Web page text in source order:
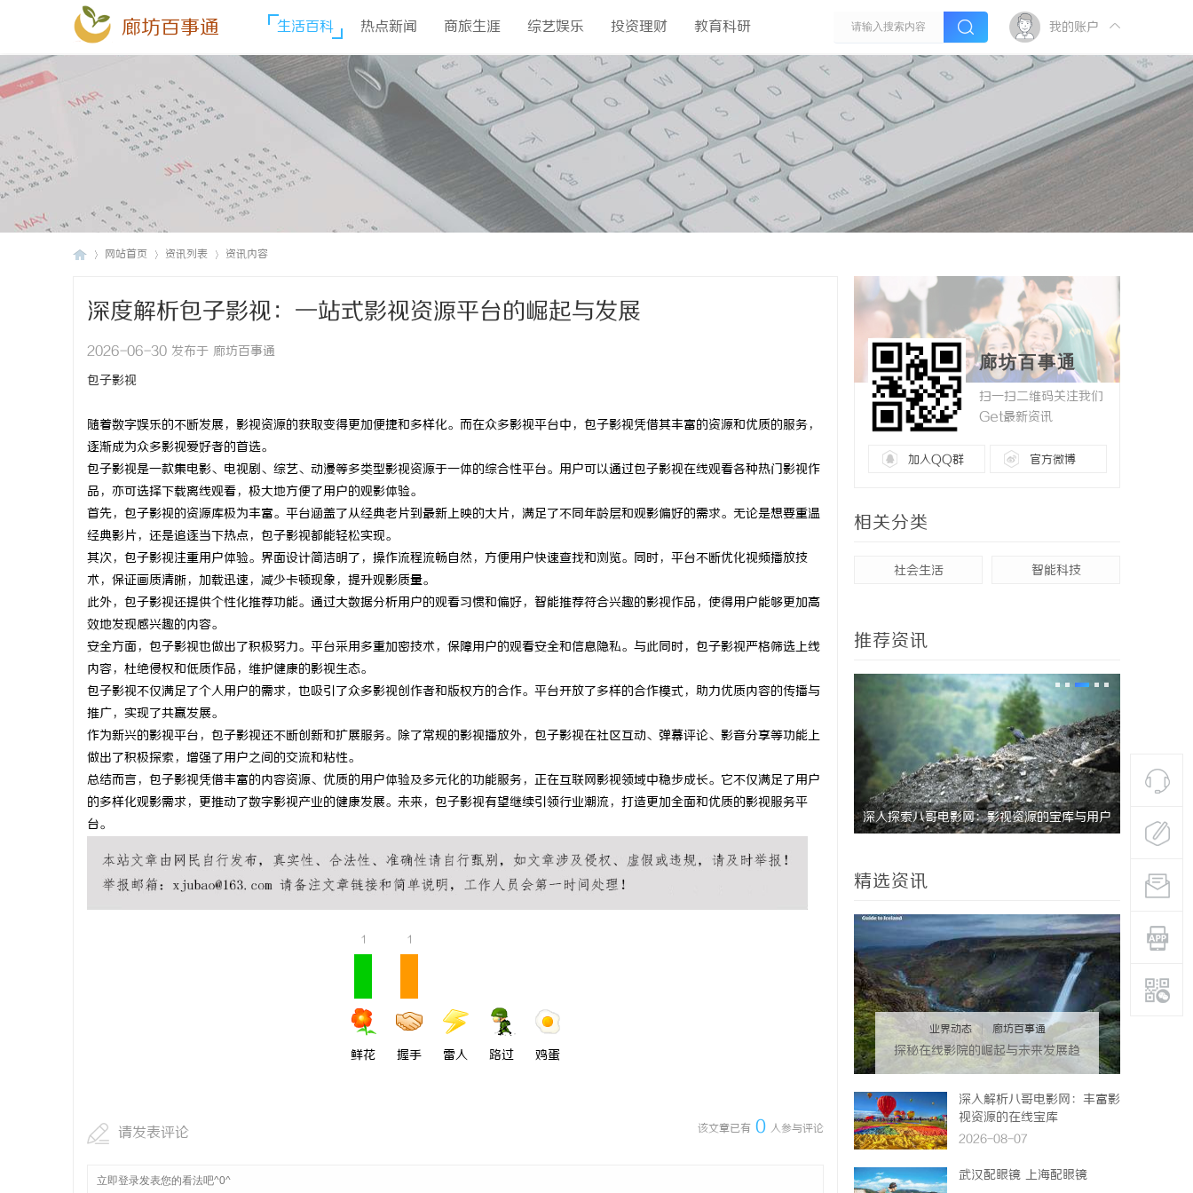
廊坊百事通 生活百科 热点新闻 商旅生涯 综艺娱乐 投资理财 教育科研 我的账户
网站首页 资讯列表 资讯内容
深度解析包子影视：一站式影视资源平台的崛起与发展
2026-06-30 发布于 廊坊百事通
包子影视
随着数字娱乐的不断发展，影视资源的获取变得更加便捷和多样化。而在众多影视平台中，包子影视凭借其丰富的资源和优质的服务，
逐渐成为众多影视爱好者的首选。
包子影视是一款集电影、电视剧、综艺、动漫等多类型影视资源于一体的综合性平台。用户可以通过包子影视在线观看各种热门影视作
品，亦可选择下载离线观看，极大地方便了用户的观影体验。
首先，包子影视的资源库极为丰富。平台涵盖了从经典老片到最新上映的大片，满足了不同年龄层和观影偏好的需求。无论是想要重温
经典影片，还是追逐当下热点，包子影视都能轻松实现。
其次，包子影视注重用户体验。界面设计简洁明了，操作流程流畅自然，方便用户快速查找和浏览。同时，平台不断优化视频播放技
术，保证画质清晰，加载迅速，减少卡顿现象，提升观影质量。
此外，包子影视还提供个性化推荐功能。通过大数据分析用户的观看习惯和偏好，智能推荐符合兴趣的影视作品，使得用户能够更加高
效地发现感兴趣的内容。
安全方面，包子影视也做出了积极努力。平台采用多重加密技术，保障用户的观看安全和信息隐私。与此同时，包子影视严格筛选上线
内容，杜绝侵权和低质作品，维护健康的影视生态。
包子影视不仅满足了个人用户的需求，也吸引了众多影视创作者和版权方的合作。平台开放了多样的合作模式，助力优质内容的传播与
推广，实现了共赢发展。
作为新兴的影视平台，包子影视还不断创新和扩展服务。除了常规的影视播放外，包子影视在社区互动、弹幕评论、影音分享等功能上
做出了积极探索，增强了用户之间的交流和粘性。
总结而言，包子影视凭借丰富的内容资源、优质的用户体验及多元化的功能服务，正在互联网影视领域中稳步成长。它不仅满足了用户
的多样化观影需求，更推动了数字影视产业的健康发展。未来，包子影视有望继续引领行业潮流，打造更加全面和优质的影视服务平
台。
1
鲜花
1
握手 雷人 路过 鸡蛋
该文章已有 0 人参与评论
请发表评论
廊坊百事通
扫一扫二维码关注我们
Get最新资讯
加入QQ群 官方微博
相关分类
社会生活 智能科技
推荐资讯
深入探索八哥电影网：影视资源的宝库与用户 武汉配眼
精选资讯
业界动态 廊坊百事通
探秘在线影院的崛起与未来发展趋
势分析
深入解析八哥电影网：丰富影
视资源的在线宝库
2026-08-07
武汉配眼镜 上海配眼镜